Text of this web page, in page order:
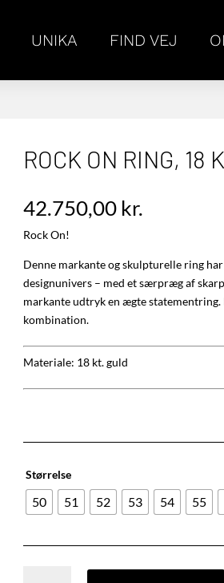
UNIKA FIND VEJ
ROCK ON RING, 18
42.750,00 kr.
Rock On!
Denne markante og skulpturelle ring
designunivers – med et særpræg af
markante udtryk en ægte
kombination.
Materiale: 18 kt. guld
Størrelse
50 51 52 53 54 55